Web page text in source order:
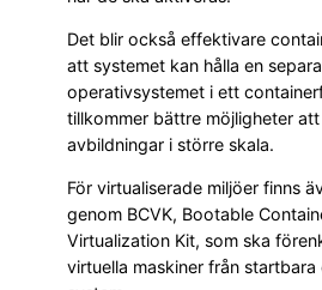
Det blir också effektivare
att systemet kan hålla en
operativsystemet i ett
tillkommer bättre möjligheter
avbildningar i större skala.
För virtualiserade miljöer finns
genom BCVK, Bootable
Virtualization Kit, som ska
virtuella maskiner från